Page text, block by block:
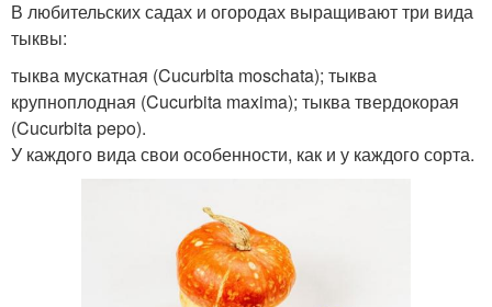
В любительских садах и огородах выращивают три вида
тыквы:
тыква мускатная (Cucurbita moschata); тыква
крупноплодная (Cucurbita maxima); тыква твердокорая
(Cucurbita pepo).
У каждого вида свои особенности, как и у каждого сорта.